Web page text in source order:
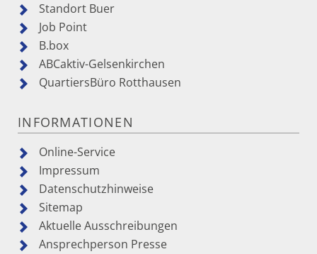
Standort Buer
Job Point
B.box
ABCaktiv-Gelsenkirchen
QuartiersBüro Rotthausen
INFORMATIONEN
Online-Service
Impressum
Datenschutzhinweise
Sitemap
Aktuelle Ausschreibungen
Ansprechperson Presse